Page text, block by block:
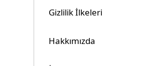
Gizlilik İlkeleri
Hakkımızda